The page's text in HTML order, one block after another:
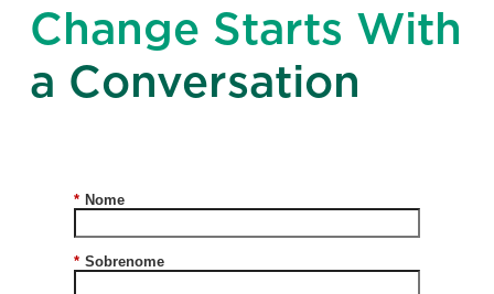
Change Starts With
a Conversation
* Nome
* Sobrenome